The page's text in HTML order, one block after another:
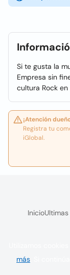
Si te gusta la
Empresa sin
cultura Rock
¡Atención
Registra tu
iGlobal.
Inicio
más . Si